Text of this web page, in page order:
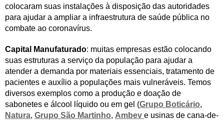
colocaram suas instalações à disposição das autoridades
para ajudar a ampliar a infraestrutura de saúde pública no
combate ao coronavírus.
Capital Manufaturado: muitas empresas estão colocando
suas estruturas a serviço da população para ajudar a
atender a demanda por materiais essenciais, tratamento de
pacientes e auxílio a populações mais vulneráveis. Temos
diversos exemplos como a produção e doação de
sabonetes e álcool líquido ou em gel (Grupo Boticário,
Natura, Grupo São Martinho, Ambev e usinas de cana-de-